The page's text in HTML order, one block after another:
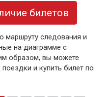
билетов
маршруту следования и
на диаграмме с
образом, вы можете
и купить билет по